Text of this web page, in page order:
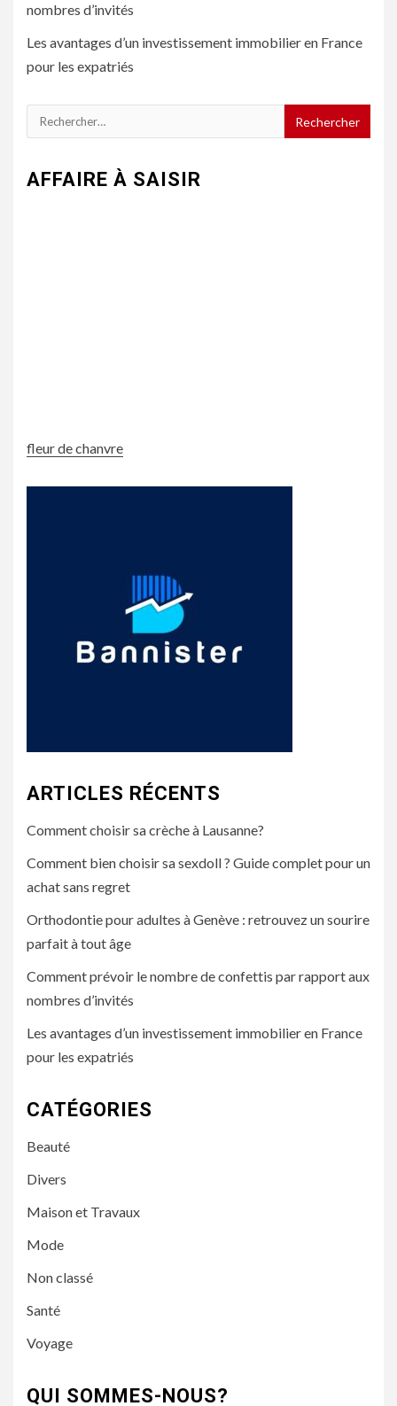
nombres d’invités
Les avantages d’un investissement immobilier en France
pour les expatriés
Rechercher :
AFFAIRE À SAISIR
fleur de chanvre
ARTICLES RÉCENTS
Comment choisir sa crèche à Lausanne?
Comment bien choisir sa sexdoll ? Guide complet pour un
achat sans regret
Orthodontie pour adultes à Genève : retrouvez un sourire
parfait à tout âge
Comment prévoir le nombre de confettis par rapport aux
nombres d’invités
Les avantages d’un investissement immobilier en France
pour les expatriés
CATÉGORIES
Beauté
Divers
Maison et Travaux
Mode
Non classé
Santé
Voyage
QUI SOMMES-NOUS?